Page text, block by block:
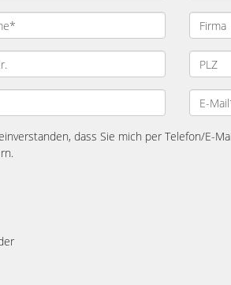
dass Sie mich per Telefon/E-